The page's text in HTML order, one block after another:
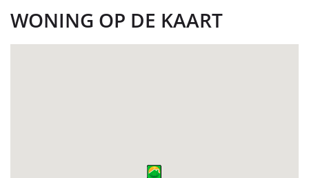
WONING OP DE KAART